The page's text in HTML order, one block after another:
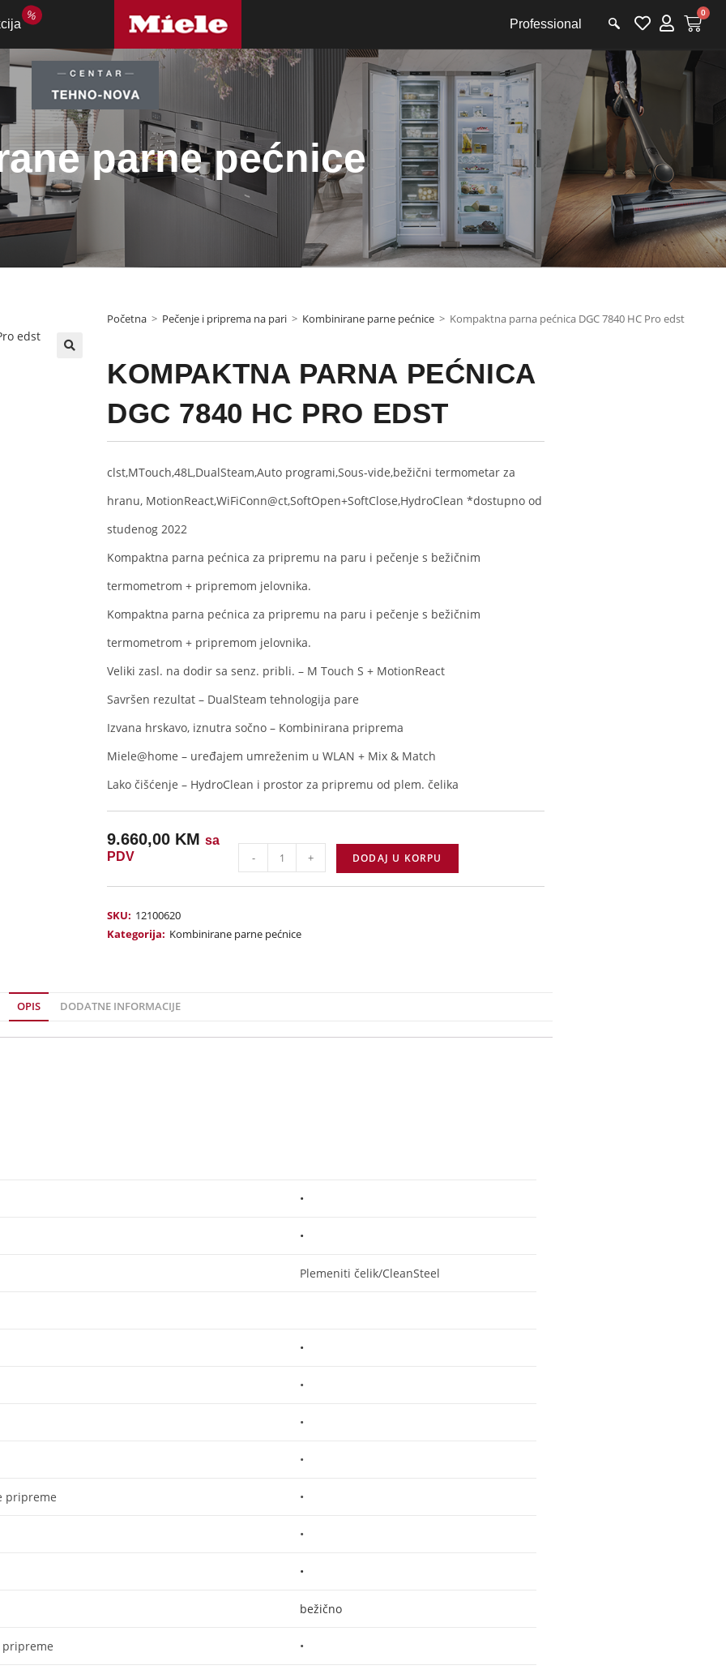
%
Professional
0
parne pećnice
Početna > Pečenje i priprema na pari > Kombinirane parne pećnice > Kompaktna parna pećnica DGC 7840 HC Pro edst
KOMPAKTNA PARNA PEĆNICA
DGC 7840 HC PRO EDST
clst,MTouch,48L,DualSteam,Auto programi,Sous-vide,bežični termometar za
hranu, MotionReact,WiFiConn@ct,SoftOpen+SoftClose,HydroClean *dostupno od
studenog 2022
Kompaktna parna pećnica za pripremu na paru i pečenje s bežičnim
termometrom + pripremom jelovnika.
Kompaktna parna pećnica za pripremu na paru i pečenje s bežičnim
termometrom + pripremom jelovnika.
Veliki zasl. na dodir sa senz. pribli. – M Touch S + MotionReact
Savršen rezultat – DualSteam tehnologija pare
Izvana hrskavo, iznutra sočno – Kombinirana priprema
Miele@home – uređajem umreženim u WLAN + Mix & Match
Lako čišćenje – HydroClean i prostor za pripremu od plem. čelika
9.660,00 KM sa
PDV
- + DODAJ U KORPU
SKU: 12100620
Kategorija: Kombinirane parne pećnice
OPIS DODATNE INFORMACIJE
•
•
Plemeniti čelik/CleanSteel
•
•
•
•
pripreme •
•
•
bežično
•